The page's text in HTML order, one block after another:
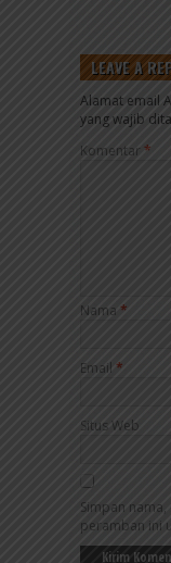
LEAVE A
Alamat email
yang wajib
Komentar*
Nama *
Email *
Situs Web
Simpan
peramban ini